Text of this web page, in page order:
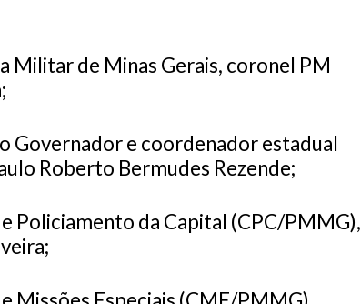
Militar de Minas Gerais, coronel PM
Governador e coordenador estadual
Roberto Bermudes Rezende;
Policiamento da Capital (CPC/PMMG),